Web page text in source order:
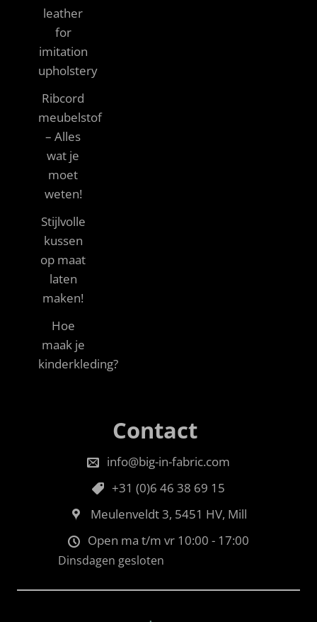
leather
for
imitation
upholstery
Ribcord
meubelstof
– Alles
wat je
moet
weten!
Stijlvolle
kussen
op maat
laten
maken!
Hoe
maak je
kinderkleding?
Contact
info@big-in-fabric.com
+31 (0)6 46 38 69 15
Meulenveldt 3, 5451 HV, Mill
Open ma t/m vr 10:00 - 17:00
Dinsdagen gesloten